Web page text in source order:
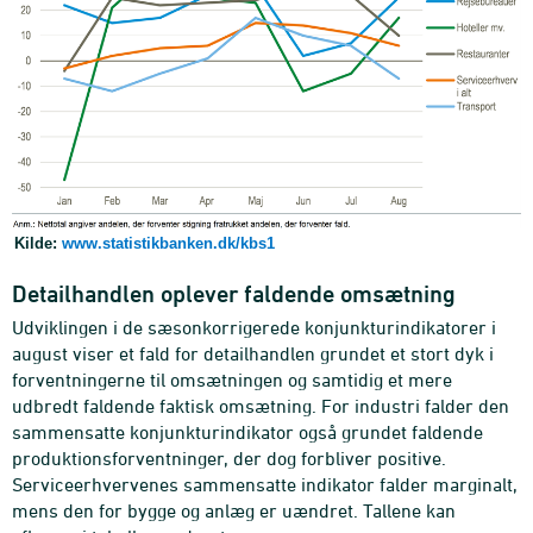
Kilde: www.statistikbanken.dk/kbs1
Detailhandlen oplever faldende omsætning
Udviklingen i de sæsonkorrigerede konjunkturindikatorer i
august viser et fald for detailhandlen grundet et stort dyk i
forventningerne til omsætningen og samtidig et mere
udbredt faldende faktisk omsætning. For industri falder den
sammensatte konjunkturindikator også grundet faldende
produktionsforventninger, der dog forbliver positive.
Serviceerhvervenes sammensatte indikator falder marginalt,
mens den for bygge og anlæg er uændret. Tallene kan